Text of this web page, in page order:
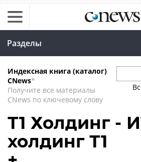
Разделы
Индексная книга (каталог)
CNews*
Получите все материалы
CNews по ключевому слову
Т1 Холдинг -
холдинг Т1